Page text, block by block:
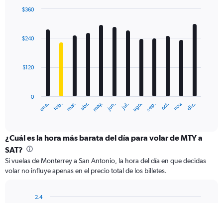
with
12
The
categories.
Range:
12
categories.
The
ene. feb. mar. abr. may. jun. jul. ago. sep. oct. nov. dic.
0
$120
$240
$360
¿Cuál es la hora más barata del día para volar de MTY a
SAT?
Si vuelas de Monterrey a San Antonio, la hora del día en que decidas
volar no influye apenas en el precio total de los billetes.
2.4